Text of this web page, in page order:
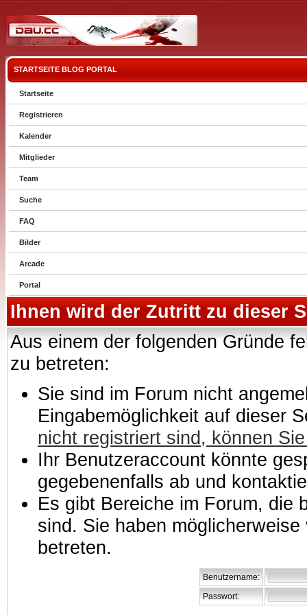
STARTSEITE BLOG PORTAL
Startseite
Registrieren
Kalender
Mitglieder
Team
Suche
FAQ
Bilder
Arcade
Portal
Ihnen wird der Zutritt zu dieser
Aus einem der folgenden Gründe
zu betreten:
Sie sind im Forum nicht
Eingabemöglichkeit auf dieser
nicht registriert sind, können
Ihr Benutzeraccount könnte
gegebenenfalls ab und
Es gibt Bereiche im Forum, die
sind. Sie haben
betreten.
Benutzername:
Passwort: